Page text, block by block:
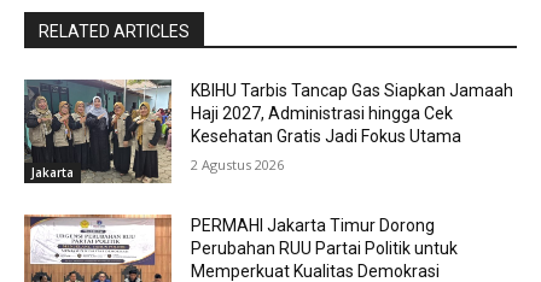
RELATED ARTICLES
Jakarta
KBIHU Tarbis Tancap Gas Siapkan Jamaah
Haji 2027, Administrasi hingga Cek
Kesehatan Gratis Jadi Fokus Utama
2 Agustus 2026
PERMAHI Jakarta Timur Dorong
Perubahan RUU Partai Politik untuk
Memperkuat Kualitas Demokrasi